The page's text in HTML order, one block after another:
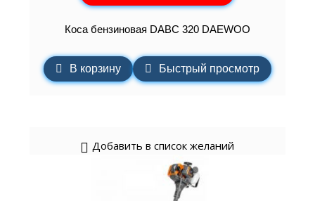
Коса бензиновая DABC 320 DAEWOO
В корзину Быстрый просмотр
Добавить в список желаний